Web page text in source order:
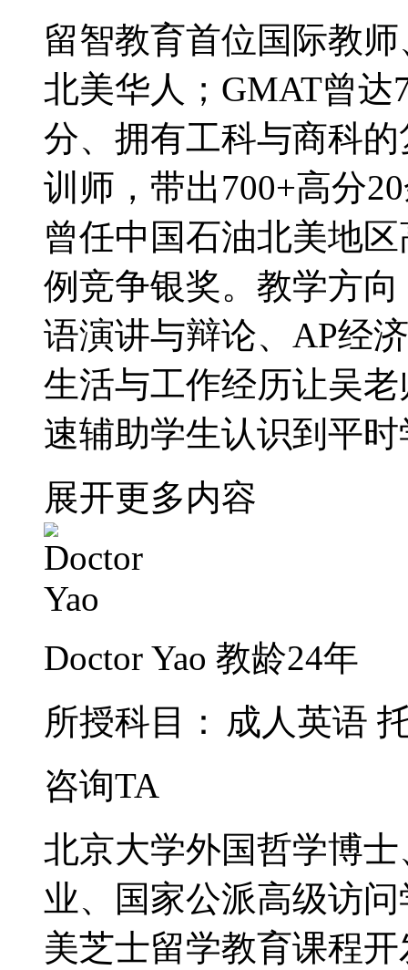
留智教育首位国际教
北美华人；GMAT曾达
分、拥有工科与商科
训师，带出700+高分
曾任中国石油北美地
例竞争银奖。教学方
语演讲与辩论、AP经
生活与工作经历让吴
速辅助学生认识到平
展开更多内容
Doctor Yao 教龄24年
所授科目： 成人英语
咨询TA
北京大学外国哲学博
业、国家公派高级访
美芝士留学教育课程开